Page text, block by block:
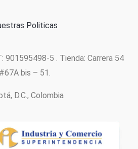
Politicas
901595498-5 . Tienda: Carrera 54
#67A bis – 51.
D.C., Colombia